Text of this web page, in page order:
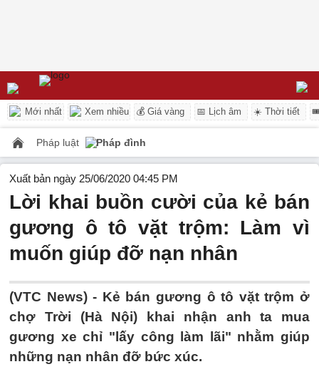
Mới nhất Xem nhiều 💰 Giá vàng 📅 Lịch âm ☀️ Thời tiết
Pháp luật Pháp đình
Xuất bản ngày 25/06/2020 04:45 PM
Lời khai buồn cười của kẻ bán
gương ô tô vặt trộm: Làm vì
muốn giúp đỡ nạn nhân
(VTC News) - Kẻ bán gương ô tô vặt trộm ở
chợ Trời (Hà Nội) khai nhận anh ta mua
gương xe chỉ "lấy công làm lãi" nhằm giúp
những nạn nhân đỡ bức xúc.